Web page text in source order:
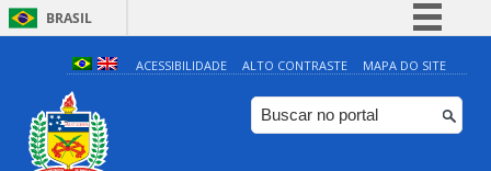
BRASIL
Simplifique!
Comunica BR
Participe
ACESSIBILIDADE ALTO CONTRASTE MAPA DO SITE